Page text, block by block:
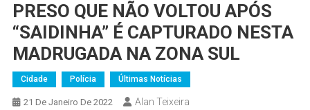
PRESO QUE NÃO VOLTOU APÓS
“SAIDINHA” É CAPTURADO NESTA
MADRUGADA NA ZONA SUL
Cidade Polícia Últimas Notícias
21 De Janeiro De 2022 Alan Teixeira